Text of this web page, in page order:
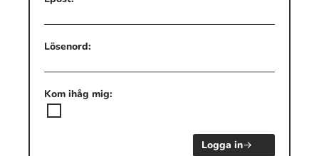
Lösenord:
Kom ihåg mig:
Logga in